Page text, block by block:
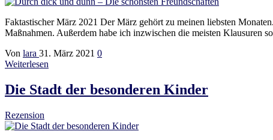
Faktastischer März 2021 Der März gehört zu meinen liebsten
Maßnahmen. Außerdem habe ich inzwischen die meisten Klausuren
Von lara 31. März 2021 0
Weiterlesen
Die Stadt der besonderen Kinder
Rezension